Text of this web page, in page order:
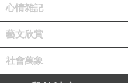
心情雜記
藝文欣賞
社會萬象